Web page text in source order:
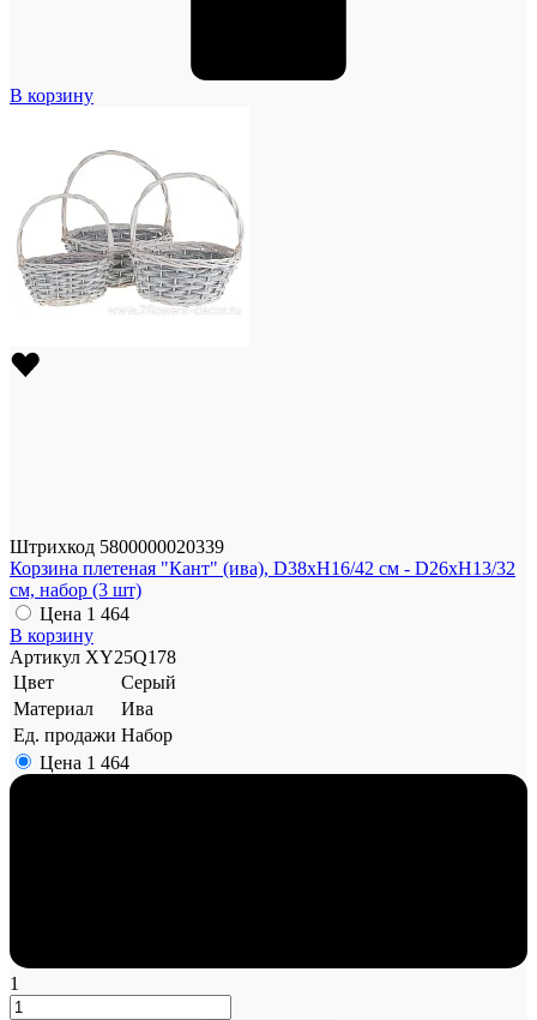
В корзину
Штрихкод 5800000020339
Корзина плетеная "Кант" (ива), D38xH16/42 см - D26xH13/32
см, набор (3 шт)
Цена 1 464
В корзину
Артикул XY25Q178
Цвет
Серый
Материал
Ива
Ед. продажи Набор
Цена 1 464
1